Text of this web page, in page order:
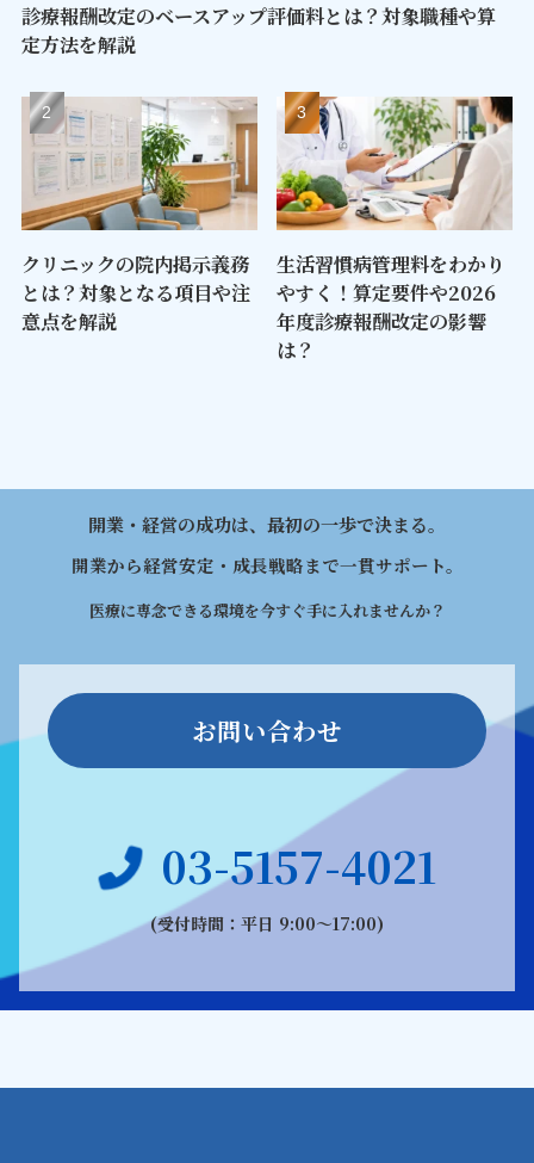
診療報酬改定のベースアップ評価料とは？対象職種や算
定方法を解説
クリニックの院内掲示義務
とは？対象となる項目や注
意点を解説
生活習慣病管理料をわかり
やすく！算定要件や2026
年度診療報酬改定の影響
は？
開業・経営の成功は、最初の一歩で決まる。
開業から経営安定・成長戦略まで一貫サポート。
医療に専念できる環境を今すぐ手に入れませんか？
お問い合わせ
03-5157-4021
(受付時間：平日 9:00〜17:00)